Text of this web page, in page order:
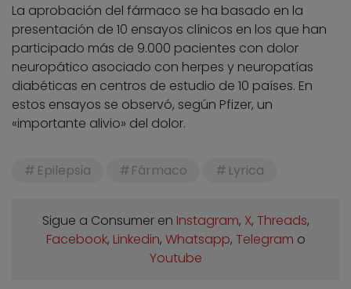
La aprobación del fármaco se ha basado en la
presentación de 10 ensayos clínicos en los que han
participado más de 9.000 pacientes con dolor
neuropático asociado con herpes y neuropatías
diabéticas en centros de estudio de 10 países. En
estos ensayos se observó, según Pfizer, un
«importante alivio» del dolor.
Epilepsia Fármaco Lyrica
Sigue a Consumer en Instagram, X, Threads,
Facebook, Linkedin, Whatsapp, Telegram o
Youtube